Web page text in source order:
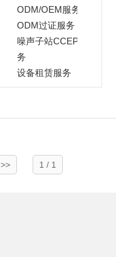
ODM/OEM服务
ODM过证服务
噪声子站CCEP过证服
务
设备租赁服务
1 / 1
>>